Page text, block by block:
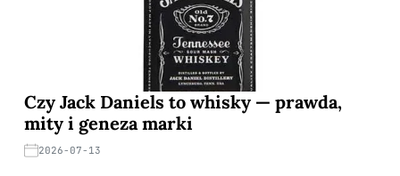
Czy Jack Daniels to whisky — prawda,
mity i geneza marki
2026-07-13